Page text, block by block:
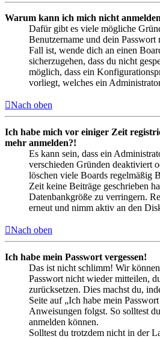
Warum kann ich mich nicht
Dafür gibt es viele mögliche
Benutzername und dein
Fall ist, wende dich an einen
sicherzugehen, dass du nicht
möglich, dass ein
vorliegt, welches ein
Nach oben
Ich habe mich vor einiger Zeit
mehr anmelden?!
Es kann sein, dass ein
verschieden Gründen deaktiviert
löschen viele Boards regelmäßig
Zeit keine Beiträge geschrieben
Datenbankgröße zu verringern.
erneut und nimm aktiv an den
Nach oben
Ich habe mein Passwort vergessen!
Das ist nicht schlimm! Wir
Passwort nicht wieder mitteilen,
zurücksetzen. Dies machst du,
Seite auf „Ich habe mein
Anweisungen folgst. So solltest
anmelden können.
Solltest du trotzdem nicht in der